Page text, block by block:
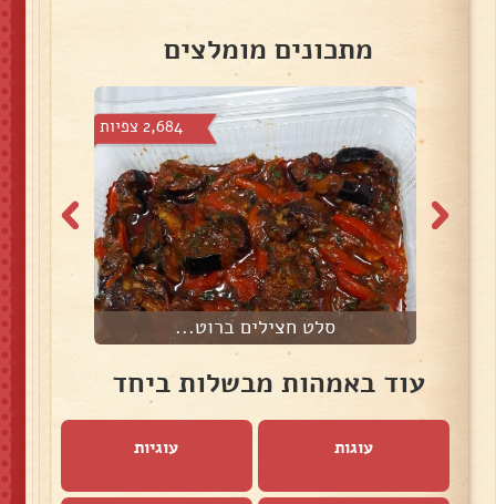
מתכונים מומלצים
2,684 צפיות
סלט חצילים ברוט...
עוד באמהות מבשלות ביחד
עוגות עוגיות